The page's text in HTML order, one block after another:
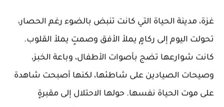
غزة، مدينة الحياة التي كانت تنبض بالضوء رغم الحصار،
تحولت اليوم إلى ركامٍ يملأ الأفق وصمتٍ يملأ القلوب.
كانت شوارعها تضج بأصوات الأطفال، وباعة الخبز،
وصيحات الصيادين على شاطئها، لكنها أصبحت شاهدة
على موت الحياة نفسها. حولها الاحتلال إلى مقبرةٍ